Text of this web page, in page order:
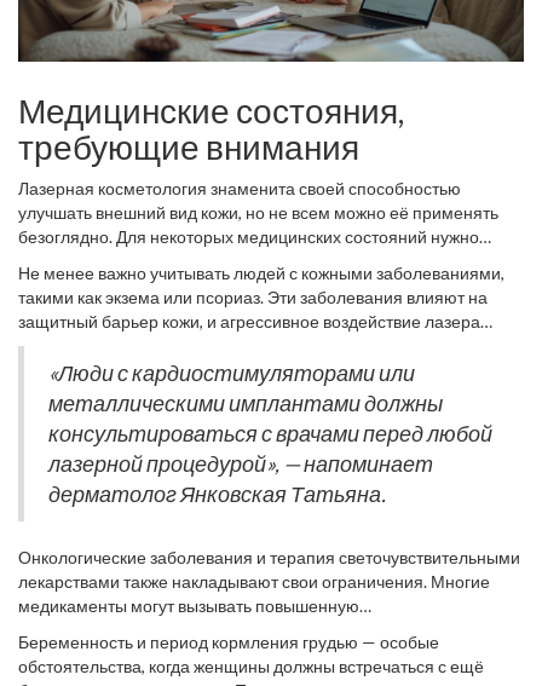
Медицинские состояния,
требующие внимания
Лазерная косметология знаменита своей способностью
улучшать внешний вид кожи, но не всем можно её применять
безоглядно. Для некоторых медицинских состояний нужно
клиента - это прежде всего.Лазерная косметологияможет
негативно повлиять на людей с определёнными условиями.
Например, пациенты с системными заболеваниями, такими как
критично при использовании лазеров, воздействующих на
внешний слой дермы. Если у вас зафиксированы проблемы с
кровообращением, такими как варикоз, вас также могут
отговорить от проведения процедур, поскольку они могут
вызвать ухудшение состояния.
Не менее важно учитывать людей с кожными заболеваниями,
такими как экзема или псориаз. Эти заболевания влияют на
защитный барьер кожи, и агрессивное воздействие лазера
может привести к обострению симптомов. При серьёзных
кожных воспалениях или инфекциях, таких как герпес, лазерная
терапия не рекомендована во избежание распространения
инфекции. Для людей с недавно перенесёнными
хирургическими вмешательствами на участках кожи, чаще всего
требуется восстановительный период до возможности
использования лазеров.
«Люди с кардиостимуляторами или
металлическими имплантами должны
консультироваться с врачами перед любой
лазерной процедурой», — напоминает
дерматолог Янковская Татьяна.
Онкологические заболевания и терапия светочувствительными
лекарствами также накладывают свои ограничения. Многие
медикаменты могут вызывать повышенную
воздействию. В случае, если терапия сильными препаратами
требуется, всегда лучше проконсультироваться с врачом,
Беременность и период кормления грудью — особые
обстоятельства, когда женщины должны встречаться с ещё